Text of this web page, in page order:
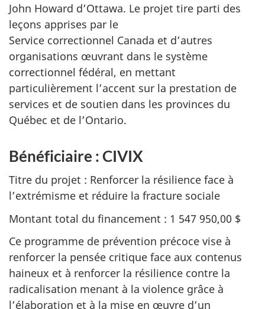
John Howard d’Ottawa. Le projet tire parti des
leçons apprises par le
Service correctionnel Canada et d’autres
organisations œuvrant dans le système
correctionnel fédéral, en mettant
particulièrement l’accent sur la prestation de
services et de soutien dans les provinces du
Québec et de l’Ontario.
Bénéficiaire : CIVIX
Titre du projet : Renforcer la résilience face à
l’extrémisme et réduire la fracture sociale
Montant total du financement : 1 547 950,00 $
Ce programme de prévention précoce vise à
renforcer la pensée critique face aux contenus
haineux et à renforcer la résilience contre la
radicalisation menant à la violence grâce à
l’élaboration et à la mise en œuvre d’un